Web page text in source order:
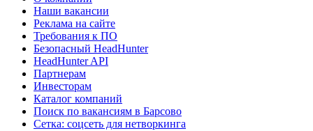
Наши вакансии
Реклама на сайте
Требования к ПО
Безопасный HeadHunter
HeadHunter API
Партнерам
Инвесторам
Каталог компаний
Поиск по вакансиям в Барсово
Сетка: соцсеть для нетворкинга